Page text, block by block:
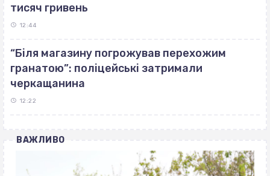
тисяч гривень
12:44
“Біля магазину погрожував перехожим
гранатою”: поліцейські затримали
черкащанина
12:22
ВАЖЛИВО